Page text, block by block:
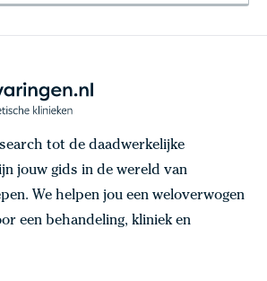
tot de daadwerkelijke
jouw gids in de wereld van
We helpen jou een weloverwogen
een behandeling, kliniek en